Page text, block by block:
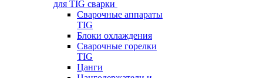
для TIG сварки
Сварочные аппараты
TIG
Блоки охлаждения
Сварочные горелки
TIG
Цанги